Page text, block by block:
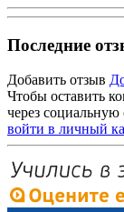
Последние
Добавить отзыв
Чтобы оставить
через социальную
войти в личный